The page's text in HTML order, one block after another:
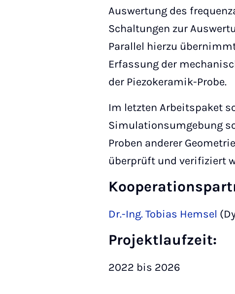
Auswertung des
Schaltungen zur
Parallel hierzu
Erfassung der
der Piezokeramik-Probe.
Im letzten Arbeitspaket
Simulationsumgebung
Proben anderer
überprüft und verifiziert
Dr.-Ing. Tobias Hemsel
Projektlaufzeit:
2022 bis 2026